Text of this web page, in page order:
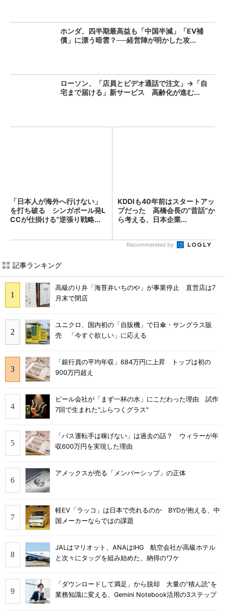
ホンダ、四半期最高益も「中国半減」「EV補
償」に漂う暗雲？──経営陣が明かした攻...
ローソン、「店員とビデオ通話で注文」→「自
宅まで届ける」新サービス 高齢化が進む...
「日本人が海外へ行けない」
を打ち破る シンガポール発L
CCが仕掛ける“逆張り戦略...
KDDIも40年前はスタートアッ
プだった 高橋会長の“昔話”か
ら考える、日本企業...
Recommended by
記事ランキング
高級のり弁「海苔弁いちのや」が事業停止 直営店は7
月末で閉店
ユニクロ、国内初の「自販機」で日傘・サングラス販
売 「今すぐ欲しい」に応える
「銀行員の平均年収」684万円に上昇 トップは初の
900万円超え
ビール会社が「まず一杯の水」にこだわった理由 試作
7回で生まれた"ふらつくグラス"
「バス運転手は稼げない」は過去の話？ ウィラーが年
収600万円を実現した理由
アメックスが売る「メンバーシップ」の正体
軽EV「ラッコ」は日本で売れるのか BYDが抱える、中
国メーカーならではの課題
JALはマリオット、ANAはIHG 航空会社が高級ホテル
と次々にタッグを組み始めた、納得のワケ
「ダウンロードして満足」から脱却 大量の“積ん読”を
業務知識に変える、Gemini Notebook活用の3ステップ